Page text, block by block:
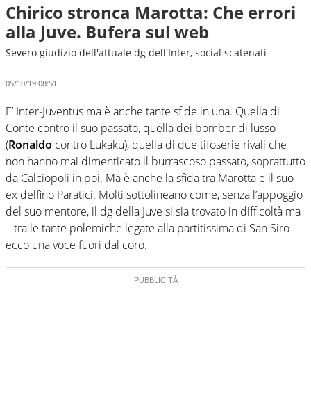
Chirico stronca Marotta: Che errori
alla Juve. Bufera sul web
Severo giudizio dell'attuale dg dell'Inter, social scatenati
05/10/19 08:51
E’ Inter-Juventus ma è anche tante sfide in una. Quella di
Conte contro il suo passato, quella dei bomber di lusso
(Ronaldo contro Lukaku), quella di due tifoserie rivali che
non hanno mai dimenticato il burrascoso passato, soprattutto
da Calciopoli in poi. Ma è anche la sfida tra Marotta e il suo
ex delfino Paratici. Molti sottolineano come, senza l’appoggio
del suo mentore, il dg della Juve si sia trovato in difficoltà ma
– tra le tante polemiche legate alla partitissima di San Siro –
ecco una voce fuori dal coro.